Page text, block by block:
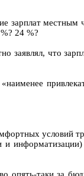
зарплат
24 %?
заявлял, что
условий
информатизации)